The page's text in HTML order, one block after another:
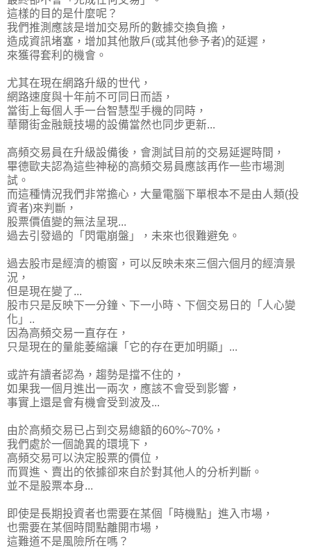
這樣的目的是什麼呢？
我們推測應該是增加交易所的數據交換負擔，
造成資訊堵塞，增加其他散戶(或其他參予者)的延遲，
來獲得套利的機會。
尤其在現在網路升級的世代，
網路速度與十年前不可同日而語，
當街上每個人手一台智慧型手機的同時，
華爾街金融競技場的設備當然也同步更新...
高頻交易員在升級設備後，會測試目前的交易延遲時間，
畢德歐夫認為這些神秘的高頻交易員應該再作一些市場測
試。
而這種情況我們非常擔心，大量電腦下單根本不是由人類(投
資者)來判斷，
股票價值變的無法呈現...
過去引發過的「閃電崩盤」，未來也很難避免。
過去股市是經濟的櫥窗，可以反映未來三個六個月的經濟景
況，
但是現在變了...
股市只是反映下一分鐘、下一小時、下個交易日的「人心變
化」..
因為高頻交易一直存在，
只是現在的量能萎縮讓「它的存在更加明顯」...
或許有讀者認為，趨勢是擋不住的，
如果我一個月進出一兩次，應該不會受到影響，
事實上還是會有機會受到波及...
由於高頻交易已占到交易總額的60%~70%，
我們處於一個詭異的環境下，
高頻交易可以決定股票的價位，
而買進、賣出的依據卻來自於對其他人的分析判斷。
並不是股票本身...
即使是長期投資者也需要在某個「時機點」進入市場，
也需要在某個時間點離開市場，
這難道不是風險所在嗎？